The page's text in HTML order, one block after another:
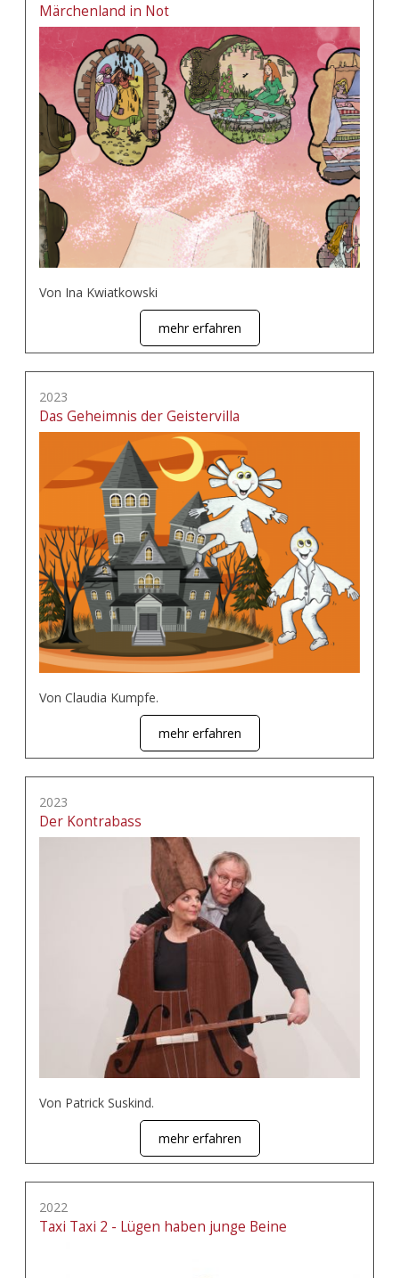
Märchenland in Not
Von Ina Kwiatkowski
mehr erfahren
2023
Das Geheimnis der Geistervilla
Von Claudia Kumpfe.
mehr erfahren
2023
Der Kontrabass
Von Patrick Suskind.
mehr erfahren
2022
Taxi Taxi 2 - Lügen haben junge Beine